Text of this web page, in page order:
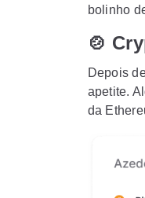
bolinho
🍲
Depois
apetite.
da